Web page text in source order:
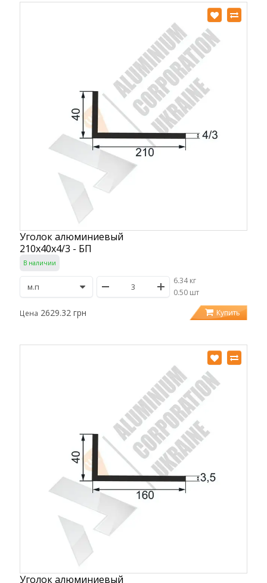
Уголок алюминиевый
210х40х4/3 - БП
В наличии
6.34 кг
/0.50 шт
Цена 2629.32 грн Купить
Уголок алюминиевый